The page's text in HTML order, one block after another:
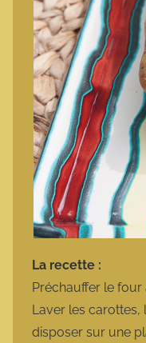
La recette :
Préchauffer le four
Laver les carottes,
disposer sur une